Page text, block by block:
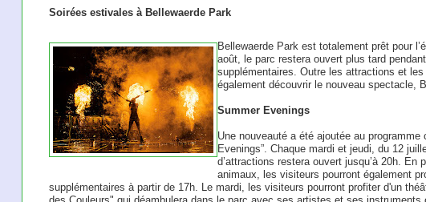
Soirées estivales à Bellewaerde Park
Bellewaerde Park est totalement prêt pour
août, le parc restera ouvert plus tard
supplémentaires. Outre les attractions et
également découvrir le nouveau spectacle,
Summer Evenings
Une nouveauté a été ajoutée au programme
Evenings”. Chaque mardi et jeudi, du 12
d’attractions restera ouvert jusqu’à 20h. En
animaux, les visiteurs pourront également
supplémentaires à partir de 17h. Le mardi, les visiteurs pourront profiter d'un